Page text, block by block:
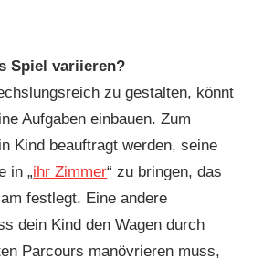
Spiel variieren?
zu gestalten, könnt
Aufgaben einbauen. Zum
Kind beauftragt werden, seine
in „ihr Zimmer“ zu bringen, das
festlegt. Eine andere
dein Kind den Wagen durch
Parcours manövrieren muss,